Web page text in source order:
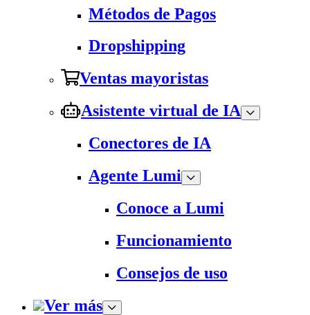
Métodos de Pagos
Dropshipping
Ventas mayoristas
Asistente virtual de IA
Conectores de IA
Agente Lumi
Conoce a Lumi
Funcionamiento
Consejos de uso
Ver más